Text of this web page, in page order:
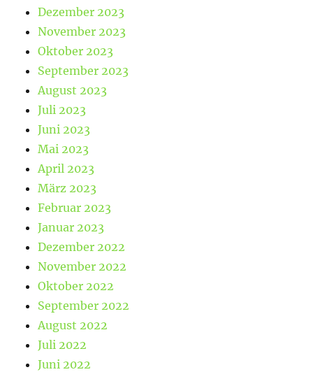
Dezember 2023
November 2023
Oktober 2023
September 2023
August 2023
Juli 2023
Juni 2023
Mai 2023
April 2023
März 2023
Februar 2023
Januar 2023
Dezember 2022
November 2022
Oktober 2022
September 2022
August 2022
Juli 2022
Juni 2022